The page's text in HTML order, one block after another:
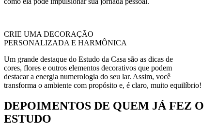
CRIE UMA DECORAÇÃO
PERSONALIZADA E HARMÔNICA
Um grande destaque do Estudo da Casa são as dicas de
cores, flores e outros elementos decorativos que podem
destacar a energia numerologia do seu lar. Assim, você
transforma o ambiente com propósito e, é claro, muito equilíbrio!
DEPOIMENTOS DE QUEM JÁ FEZ O
ESTUDO